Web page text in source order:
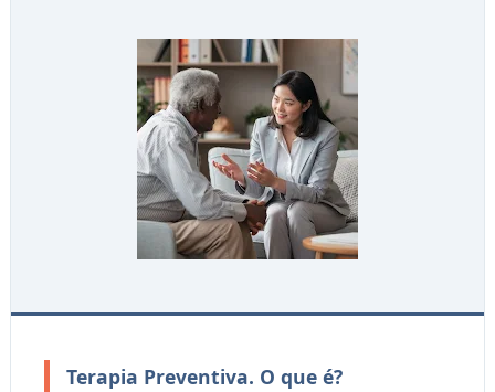
Terapia Preventiva. O que é?